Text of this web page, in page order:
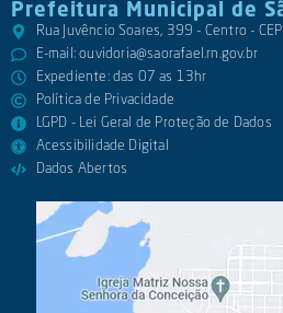
Prefeitura Municipal de
Rua Juvêncio Soares, 399 - Centro -
E-mail:ouvidoria@saorafael.rn.gov.br
Expediente: das 07 as 13hr
Política de Privacidade
LGPD - Lei Geral de Proteção de Dados
Acessibilidade Digital
Dados Abertos